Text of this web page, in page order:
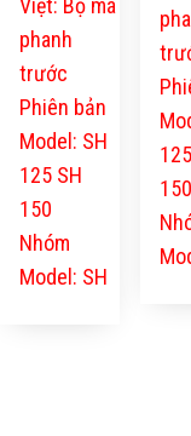
phanh
trước
Phiên bản
Model: SH
125 SH
150
Nhóm
Model: SH
150